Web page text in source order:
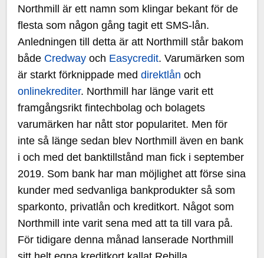
Northmill är ett namn som klingar bekant för de
flesta som någon gång tagit ett SMS-lån.
Anledningen till detta är att Northmill står bakom
både Credway och Easycredit. Varumärken som
är starkt förknippade meddirektlån och
onlinekrediter. Northmill har länge varit ett
framgångsrikt fintechbolag och bolagets
varumärken har nått stor popularitet. Men för
inte så länge sedan blev Northmill även en bank
i och med det banktillstånd man fick i september
2019. Som bank har man möjlighet att förse sina
kunder med sedvanliga bankprodukter så som
sparkonto, privatlån och kreditkort. Något som
Northmill inte varit sena med att ta till vara på.
För tidigare denna månad lanserade Northmill